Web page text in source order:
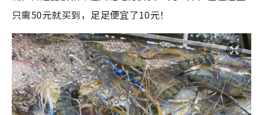
只需50元就买到，足足便宜了10元！